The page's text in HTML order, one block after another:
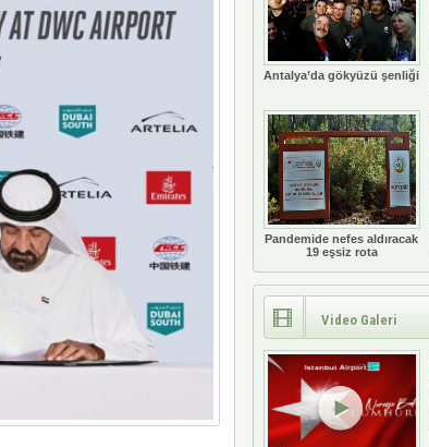
Antalya’da gökyüzü şenliği
Pandemide nefes aldıracak
19 eşsiz rota
Video Galeri